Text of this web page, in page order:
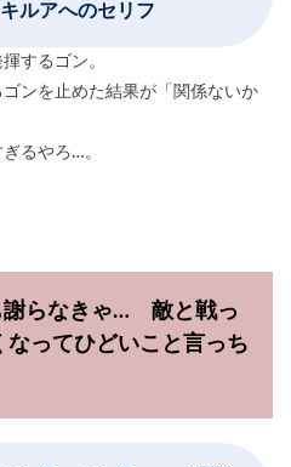
ルアへのセリフ
するゴン。
ンを止めた結果が「関係ないか
るやろ…。
らなきゃ… 敵と戦っ
ってひどいこと言っち